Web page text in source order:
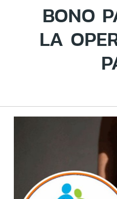
BONO
LA